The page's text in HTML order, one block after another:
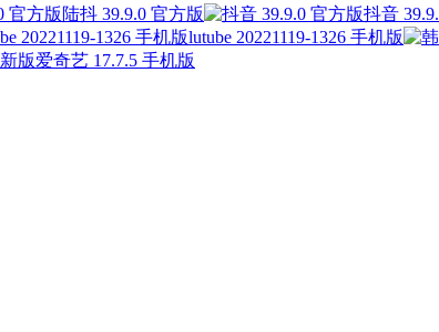
陆抖 39.9.0 官方版 抖音
lutube 20221119-1326 手机版
新版爱奇艺 17.7.5 手机版